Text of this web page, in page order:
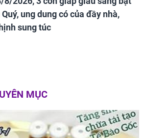
ung dung có của đầy nhà,
sung túc
MỤC